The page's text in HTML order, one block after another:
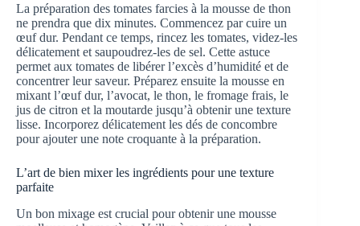
La préparation des tomates farcies à la mousse de thon
ne prendra que dix minutes. Commencez par cuire un
œuf dur. Pendant ce temps, rincez les tomates, videz-les
délicatement et saupoudrez-les de sel. Cette astuce
permet aux tomates de libérer l’excès d’humidité et de
concentrer leur saveur. Préparez ensuite la mousse en
mixant l’œuf dur, l’avocat, le thon, le fromage frais, le
jus de citron et la moutarde jusqu’à obtenir une texture
lisse. Incorporez délicatement les dés de concombre
pour ajouter une note croquante à la préparation.
L’art de bien mixer les ingrédients pour une texture
parfaite
Un bon mixage est crucial pour obtenir une mousse